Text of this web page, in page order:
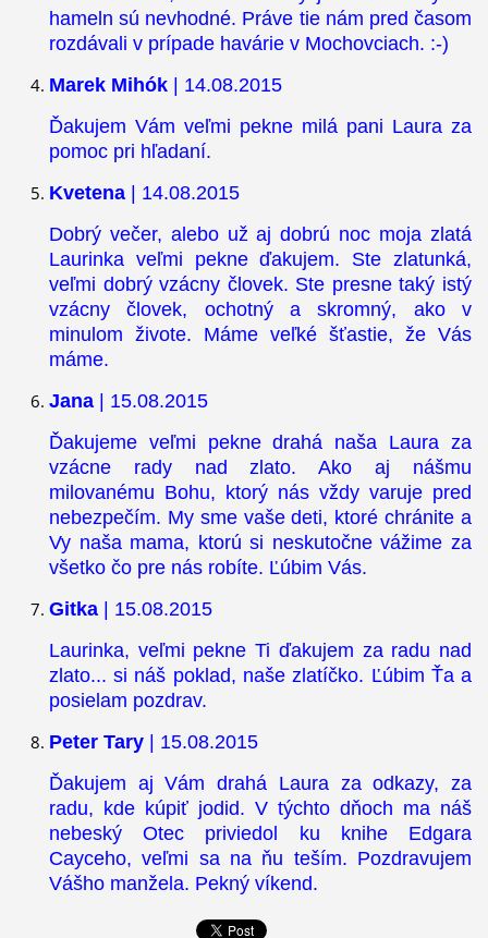
hameln sú nevhodné. Práve tie nám pred časom
rozdávali v prípade havárie v Mochovciach. :-)
Marek Mihók | 14.08.2015
Ďakujem Vám veľmi pekne milá pani Laura za
pomoc pri hľadaní.
Kvetena| 14.08.2015
Dobrý večer, alebo už aj dobrú noc moja zlatá
Laurinka veľmi pekne ďakujem. Ste zlatunká,
veľmi dobrý vzácny človek. Ste presne taký istý
vzácny človek, ochotný a skromný, ako v
minulom živote. Máme veľké šťastie, že Vás
máme.
Jana| 15.08.2015
Ďakujeme veľmi pekne drahá naša Laura za
vzácne rady nad zlato. Ako aj nášmu
milovanému Bohu, ktorý nás vždy varuje pred
nebezpečím. My sme vaše deti, ktoré chránite a
Vy naša mama, ktorú si neskutočne vážime za
všetko čo pre nás robíte. Ľúbim Vás.
Gitka| 15.08.2015
Laurinka, veľmi pekne Ti ďakujem za radu nad
zlato... si náš poklad, naše zlatíčko. Ľúbim Ťa a
posielam pozdrav.
Peter Tary| 15.08.2015
Ďakujem aj Vám drahá Laura za odkazy, za
radu, kde kúpiť jodid. V týchto dňoch ma náš
nebeský Otec priviedol ku knihe Edgara
Cayceho, veľmi sa na ňu teším. Pozdravujem
Vášho manžela. Pekný víkend.